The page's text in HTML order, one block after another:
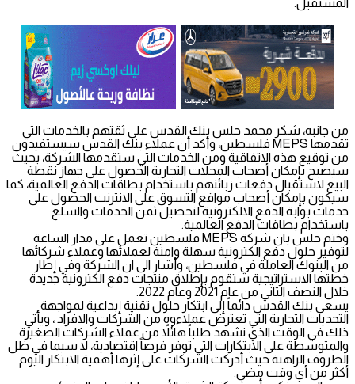
المستقبل.
من جانبه، شكر محمد حلس بنك القدس على ثقتهم بالخدمات التي
تقدمها MEPS فلسطين، وأكد أن عملاء بنك القدس سيستفيدون
من توقيع هذه الاتفاقية ومن الخدمات التي ستقدمها الشركة، بحيث
سيصبح بإمكان أصحاب المحلات التجارية الحصول على جهاز نقطة
البيع لاستقبال دفعات زبائنهم باستخدام بطاقات الدفع العالمية، كما
سيكون بإمكان أصحاب مواقع التسوق على الانترنت الحصول على
خدمات بوابة الدفع الالكترونية لتحصيل ثمن الخدمات والسلع
باستخدام بطاقات الدفع العالمية.
وختم حلس بان شركة MEPS فلسطين تعمل على مدار الساعة
لتوفير حلول دفع الكترونية سهلة وامنة لعملائها وعملاء شركائها
من البنوك العاملة في فلسطين، وأشار الى ان الشركة وفي إطار
خطتها الاستراتيجية ستقوم بإطلاق منتجات دفع الكترونية جديدة
خلال النصف الثاني من عام 2021 وعام 2022.
يسعى بنك القدس دائماً إلى ابتكار حلول تقنية إبداعية لمواجهة
التحديات التجارية التي تعترض عملاءوه من الشركات والافراد ، ويأتي
ذلك في الوقت الذي نشهد طلباً هائلاً من عملاء الشركات الصغيرة
والمتوسطة على الابتكارات التي توفر فرصاً اقتصادية، لا سيما في ظل
الظروف الراهنة حيث أدركت الشركات على إثرها أهمية الابتكار اليوم
أكثر من أي وقت مضى.